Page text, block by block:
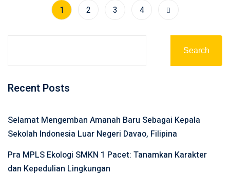
1 2 3 4
Search
Recent Posts
Selamat Mengemban Amanah Baru Sebagai Kepala
Sekolah Indonesia Luar Negeri Davao, Filipina
Pra MPLS Ekologi SMKN 1 Pacet: Tanamkan Karakter
dan Kepedulian Lingkungan